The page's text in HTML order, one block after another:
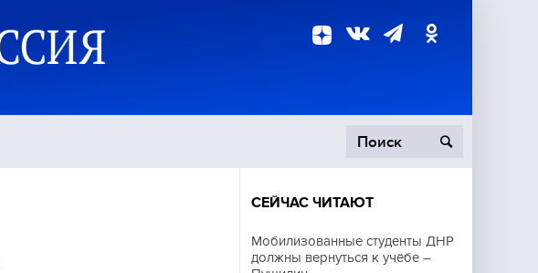
СЕЙЧАС ЧИТАЮТ
Мобилизованные студенты ДНР
должны вернуться к учёбе –